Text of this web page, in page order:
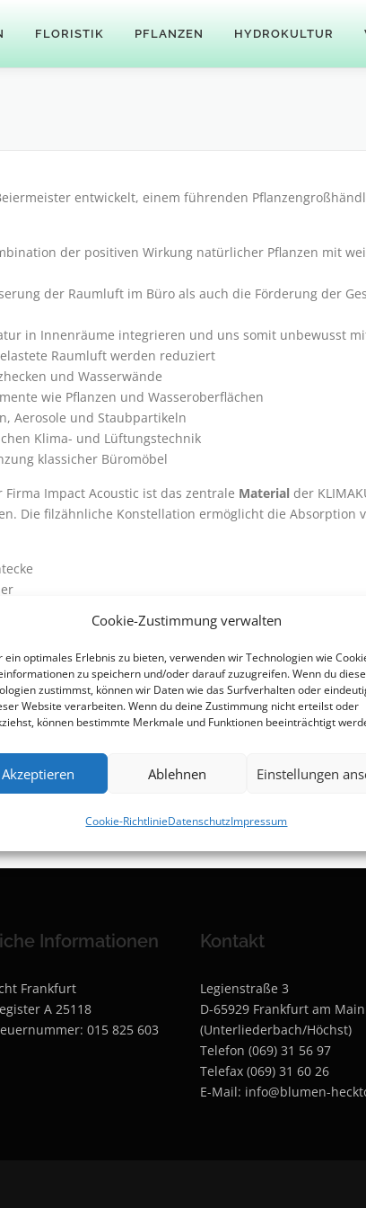
Cookie-Zustimmung verwalten
ein optimales Erlebnis zu bieten, verwenden wir Technologien wie
zu speichern und/oder darauf zuzugreifen. Wenn du
zustimmst, können wir Daten wie das Surfverhalten oder
Website verarbeiten. Wenn du deine Zustimmung nicht erteilst oder
können bestimmte Merkmale und Funktionen beeinträchtigt
Akzeptieren Ablehnen Einstellungen
Cookie-RichtlinieDatenschutzImpressum
FLORISTIK PFLANZEN HYDROKULTUR
entwickelt, einem führenden
der positiven Wirkung natürlicher Pflanzen mit
der Raumluft im Büro als auch die Förderung der
in Innenräume integrieren und uns somit unbewusst
Raumluft werden reduziert
und Wasserwände
wie Pflanzen und Wasseroberflächen
Aerosole und Staubpartikeln
Klima- und Lüftungstechnik
klassicher Büromöbel
Firma Impact Acoustic ist das zentrale Material der
Die filzähnliche Konstellation ermöglicht die Absorption
Hydrokulturpflanzen bepflanzt.
Informationen
Frankfurt
A 25118
015 825 603
Kontakt
Legienstraße 3
D-65929 Frankfurt am Main
(Unterliederbach/Höchst)
Telefon (069) 31 56 97
Telefax (069) 31 60 26
E-Mail: info@blumen-